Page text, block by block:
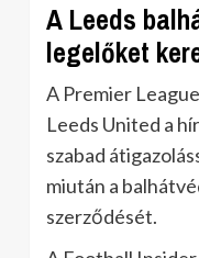
A Leeds
legelőket
A Premier
Leeds United a
szabad
miután a
szerződését.